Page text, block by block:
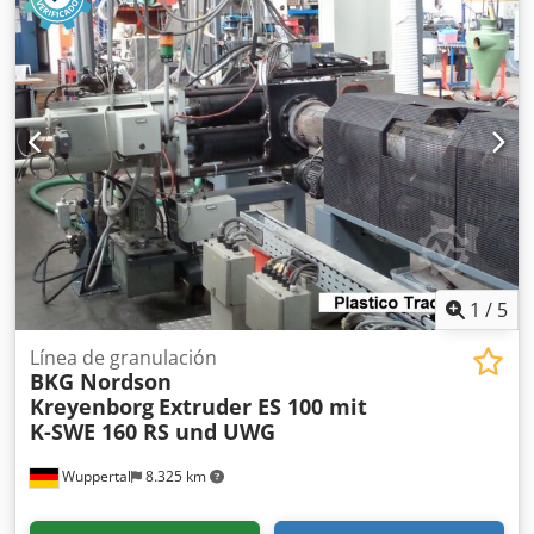
1 / 5
Wuppertal 8.325 km
Línea de granulación
BKG Nordson
Kreyenborg Extruder ES 100 mit
K-SWE 160 RS und UWG